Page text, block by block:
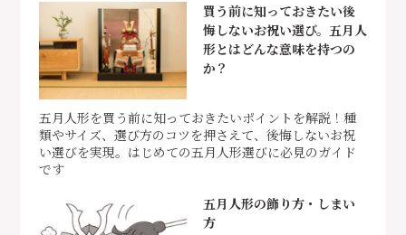
買う前に知っておきたい後
悔しないお祝い選び。五月人
形とはどんな意味を持つの
か？
五月人形を買う前に知っておきたいポイントを解説！種
類やサイズ、選び方のコツを押さえて、後悔しないお祝
い選びを実現。はじめての五月人形選びに必見のガイド
です
五月人形の飾り方・しまい
方